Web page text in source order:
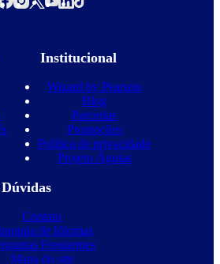
Institucional
Wizard by Pearson
Blog
Parcerias
Promoções
Política de privacidade
Projeto Águias
Dúvidas
Contato
de Idiomas
Frequentes
Mapa do site